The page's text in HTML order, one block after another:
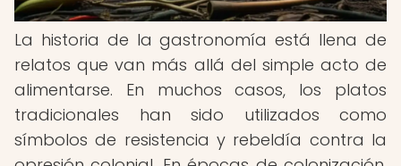
La historia de la gastronomía está llena de
relatos que van más allá del simple acto de
alimentarse. En muchos casos, los platos
tradicionales han sido utilizados como
símbolos de resistencia y rebeldía contra la